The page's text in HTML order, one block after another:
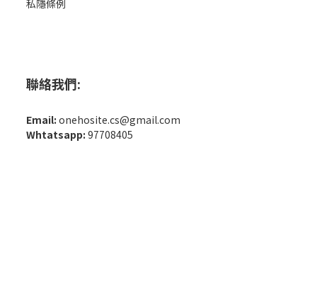
私隱條例
聯絡我們:
Email: onehosite.cs@gmail.com
Whtatsapp: 97708405